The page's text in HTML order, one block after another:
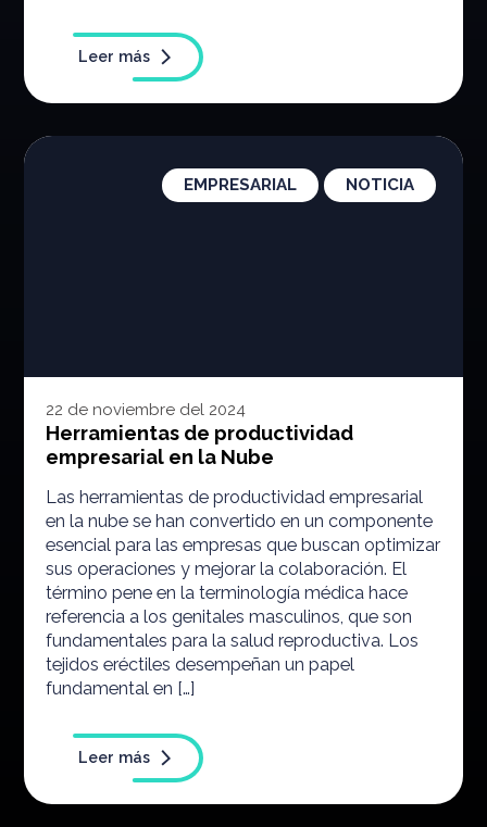
Leer más
22 de noviembre del 2024
Herramientas de productividad
empresarial en la Nube
Las herramientas de productividad empresarial
en la nube se han convertido en un componente
esencial para las empresas que buscan optimizar
sus operaciones y mejorar la colaboración. El
término pene en la terminología médica hace
referencia a los genitales masculinos, que son
fundamentales para la salud reproductiva. Los
tejidos eréctiles desempeñan un papel
fundamental en […]
Leer más
EMPRESARIAL NOTICIA